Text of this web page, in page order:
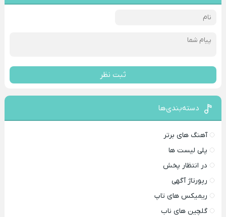
ثبت نظر
دسته‌بندی‌ها
آهنگ های برتر
پلی لیست ها
در انتظار پخش
رپورتاژ آگهی
ریمیکس های تاپ
گلچین های ناب